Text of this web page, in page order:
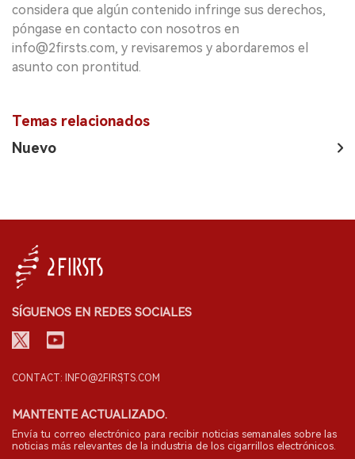
considera que algún contenido infringe sus derechos,
póngase en contacto con nosotros en
info@2firsts.com, y revisaremos y abordaremos el
asunto con prontitud.
Temas relacionados
Nuevo
SÍGUENOS EN REDES SOCIALES
CONTACT: INFO@2FIRSTS.COM
MANTENTE ACTUALIZADO.
Envía tu correo electrónico para recibir noticias semanales sobre las
noticias más relevantes de la industria de los cigarrillos electrónicos.